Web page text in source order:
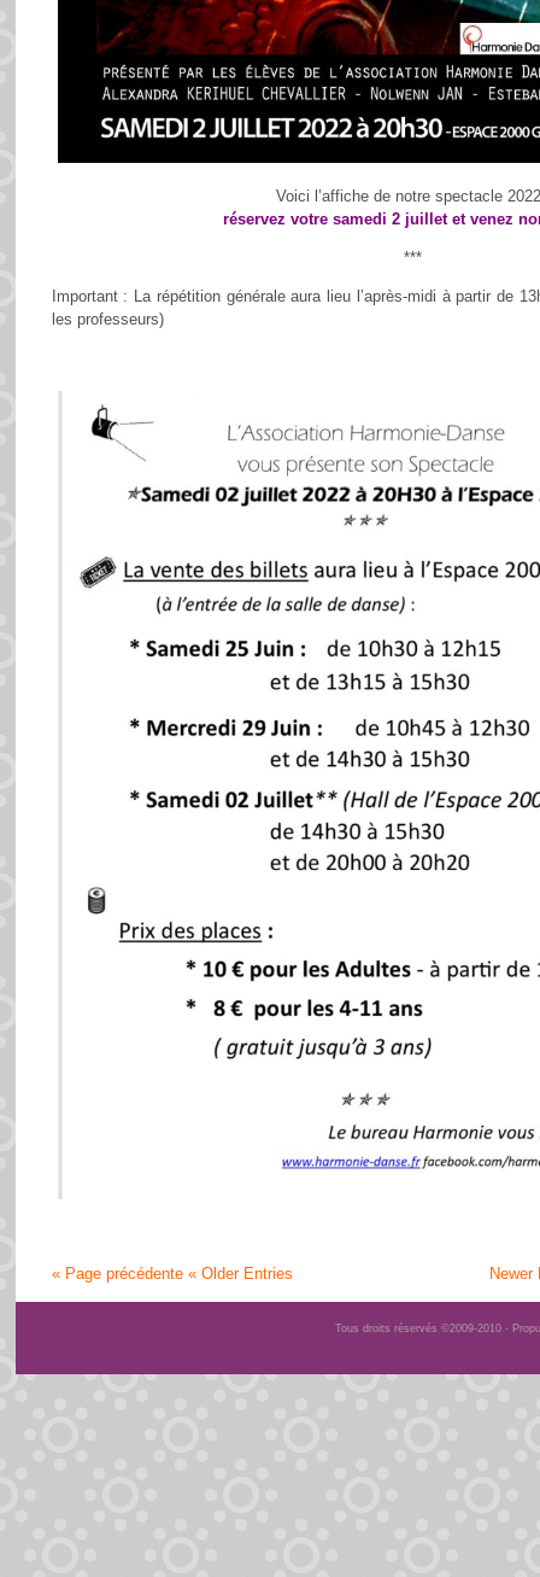
Voici l’affiche de notre spectacle
réservez votre samedi 2 juillet et venez
***
Important : La répétition générale aura lieu l’après-midi à partir de
les professeurs)
« Page précédente « Older Entries Newer
Tous droits réservés ©2009-2010 -